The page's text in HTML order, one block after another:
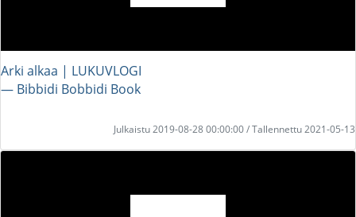
Arki alkaa | LUKUVLOGI
― Bibbidi Bobbidi Book
Julkaistu 2019-08-28 00:00:00 / Tallennettu 2021-05-13